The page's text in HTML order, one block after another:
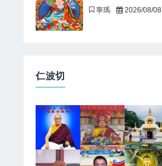
寧瑪 2026/08/08
仁波切